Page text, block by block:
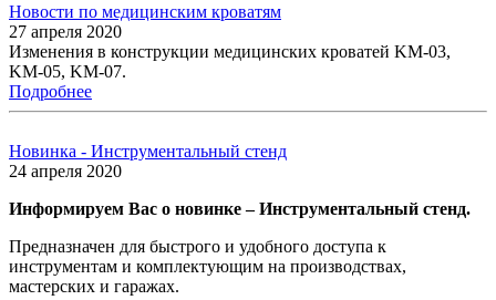
Новости по медицинским кроватям
27 апреля 2020
Изменения в конструкции медицинских кроватей KM-03,
KM-05, KM-07.
Подробнее
Новинка - Инструментальный стенд
24 апреля 2020
Информируем Вас о новинке – Инструментальный стенд.
Предназначен для быстрого и удобного доступа к
инструментам и комплектующим на производствах,
мастерских и гаражах.